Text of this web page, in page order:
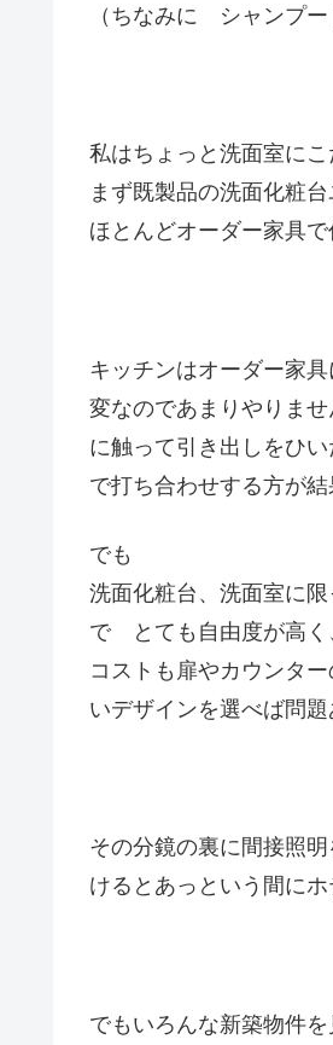
（ちなみに シャンプー
私はちょっと洗面室に
まず既製品の洗面化粧
ほとんどオーダー家具で
キッチンはオーダー家
変なのであまりやりま
に触って引き出しをひ
で打ち合わせする方が
でも
洗面化粧台、洗面室に
で とても自由度が高く
コストも扉やカウンタ
いデザインを選べば問題
その分鏡の裏に間接照
けるとあっという間に
でもいろんな新築物件